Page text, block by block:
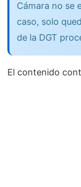
Cámara no se
caso, solo
de la DGT
El contenido